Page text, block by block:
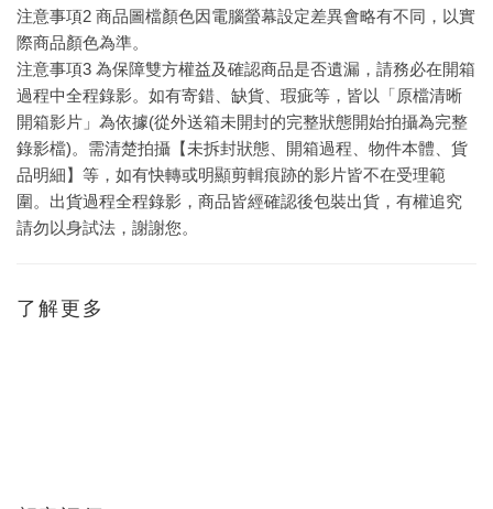
注意事項2 商品圖檔顏色因電腦螢幕設定差異會略有不同，以實
際商品顏色為準。
注意事項3 為保障雙方權益及確認商品是否遺漏，請務必在開箱
過程中全程錄影。如有寄錯、缺貨、瑕疵等，皆以「原檔清晰
開箱影片」為依據(從外送箱未開封的完整狀態開始拍攝為完整
錄影檔)。需清楚拍攝【未拆封狀態、開箱過程、物件本體、貨
品明細】等，如有快轉或明顯剪輯痕跡的影片皆不在受理範
圍。出貨過程全程錄影，商品皆經確認後包裝出貨，有權追究
請勿以身試法，謝謝您。
了解更多